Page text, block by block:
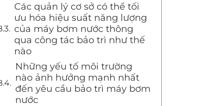
Các quản lý cơ sở có thể tối
ưu hóa hiệu suất năng lượng
của máy bơm nước thông
qua công tác bảo trì như thế
nào
Những yếu tố môi trường
nào ảnh hưởng mạnh nhất
đến yêu cầu bảo trì máy bơm
nước